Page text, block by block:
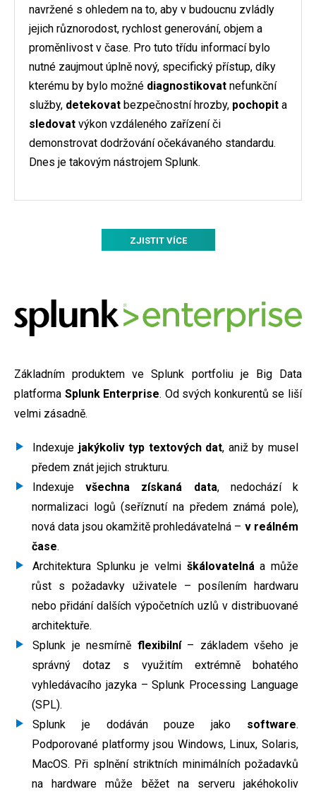
navržené s ohledem na to, aby v budoucnu zvládly
jejich různorodost, rychlost generování, objem a
proměnlivost v čase. Pro tuto třídu informací bylo
nutné zaujmout úplně nový, specifický přístup, díky
kterému by bylo možné diagnostikovat nefunkční
služby, detekovat bezpečnostní hrozby, pochopit a
sledovat výkon vzdáleného zařízení či
demonstrovat dodržování očekávaného standardu.
Dnes je takovým nástrojem Splunk.
ZJISTIT VÍCE
Základním produktem ve Splunk portfoliu je Big Data
platforma Splunk Enterprise. Od svých konkurentů se liší
velmi zásadně.
Indexuje jakýkoliv typ textových dat, aniž by musel
předem znát jejich strukturu.
Indexujevšechna získaná data, nedochází k
normalizaci logů (seříznutí na předem známá pole),
nová data jsou okamžitě prohledávatelná – v reálném
čase.
Architektura Splunku je velmi škálovatelná a může
růst s požadavky uživatele – posílením hardwaru
nebo přidání dalších výpočetních uzlů v distribuované
architektuře.
Splunk je nesmírně flexibilní– základem všeho je
správný dotaz s využitím extrémně bohatého
vyhledávacího jazyka – Splunk Processing Language
(SPL).
Splunk je dodáván pouze jako software.
Podporované platformy jsou Windows, Linux, Solaris,
MacOS. Při splnění striktních minimálních požadavků
na hardware může běžet na serveru jakéhokoliv